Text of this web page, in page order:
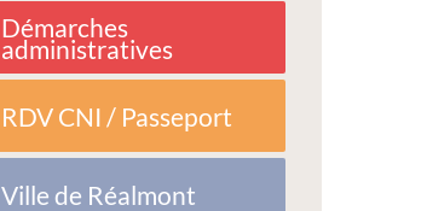
Démarches
administratives
RDV CNI / Passeport
Ville de Réalmont